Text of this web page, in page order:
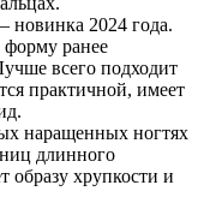
– новинка 2024 года.
форму ранее
всего подходит
практичной, имеет
наращенных ногтях
длинного
образу хрупкости и